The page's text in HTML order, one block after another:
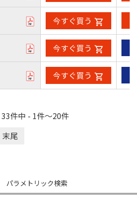
今すぐ買う
今すぐ買う
今すぐ買う
33件中 - 1件～20件
末尾
パラメトリック検索